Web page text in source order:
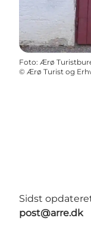
Foto: Ærø
© Ærø Turist og
Sidst
post@arre.dk